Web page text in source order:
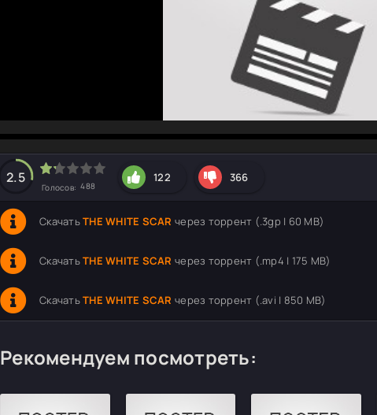
hd2160
hd1440
highres
hd1080
hd720
large
medium
small
tiny
2.5
Голосов: 488
122 366
СкачатьTHE WHITE SCAR через торрент (.3gp | 60 MB)
СкачатьTHE WHITE SCAR через торрент (.mp4 | 175 MB)
СкачатьTHE WHITE SCAR через торрент (.avi | 850 MB)
Рекомендуем посмотреть: